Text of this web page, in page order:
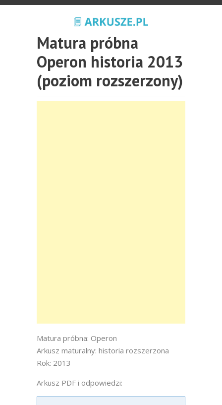
Matura próbna
Operon historia 2013
(poziom rozszerzony)
Matura próbna: Operon
Arkusz maturalny: historia rozszerzona
Rok: 2013
Arkusz PDF i odpowiedzi: